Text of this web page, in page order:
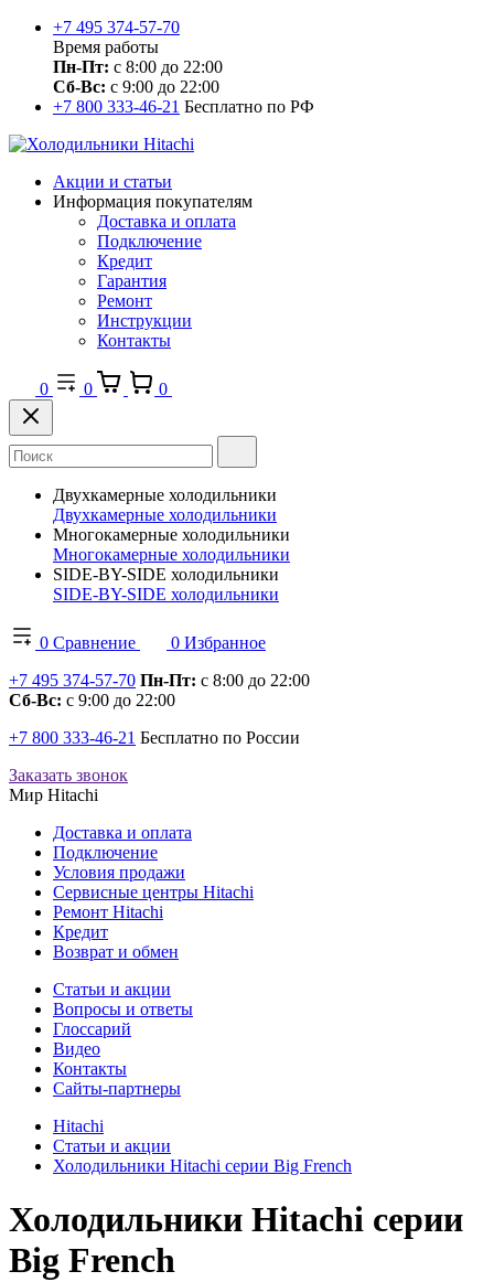
+7 495 374-57-70
Время работы
Пн-Пт: с 8:00 до 22:00
Сб-Вс: с 9:00 до 22:00
+7 800 333-46-21 Бесплатно по РФ
Акции и статьи
Информация покупателям
Доставка и оплата
Подключение
Кредит
Гарантия
Ремонт
Инструкции
Контакты
0 0 0
Двухкамерные холодильники
Двухкамерные холодильники
Многокамерные холодильники
Многокамерные холодильники
SIDE-BY-SIDE холодильники
SIDE-BY-SIDE холодильники
0 Сравнение 0 Избранное
+7 495 374-57-70 Пн-Пт: с 8:00 до 22:00
Сб-Вс: с 9:00 до 22:00
+7 800 333-46-21 Бесплатно по России
Заказать звонок
Мир Hitachi
Доставка и оплата
Подключение
Условия продажи
Сервисные центры Hitachi
Ремонт Hitachi
Кредит
Возврат и обмен
Cтатьи и акции
Вопросы и ответы
Глоссарий
Видео
Контакты
Сайты-партнеры
Hitachi
Cтатьи и акции
Холодильники Hitachi серии Big French
Холодильники Hitachi серии
Big French